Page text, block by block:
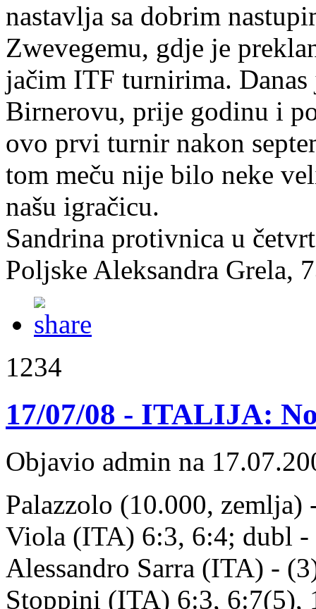
nastavlja sa dobrim
Zwevegemu, gdje je
jačim ITF turnirima.
Birnerovu, prije godinu i
ovo prvi turnir nakon
tom meču nije bilo neke
našu igračicu.
Sandrina protivnica u
Poljske Aleksandra Grela,
1234
17/07/08 - ITALIJA:
Objavio admin na
Palazzolo (10.000,
Viola (ITA) 6:3, 6:4; dubl
Alessandro Sarra (ITA) -
Stoppini (ITA) 6:3, 6:7(5),